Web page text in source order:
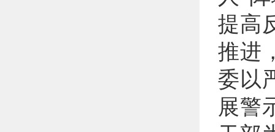
提高
推进
委以
展警